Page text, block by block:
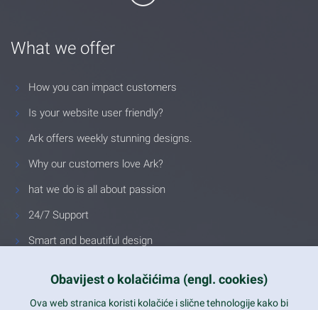
What we offer
How you can impact customers
Is your website user friendly?
Ark offers weekly stunning designs.
Why our customers love Ark?
hat we do is all about passion
24/7 Support
Smart and beautiful design
Obavijest o kolačićima (engl. cookies)
Ova web stranica koristi kolačiće i slične tehnologije kako bi